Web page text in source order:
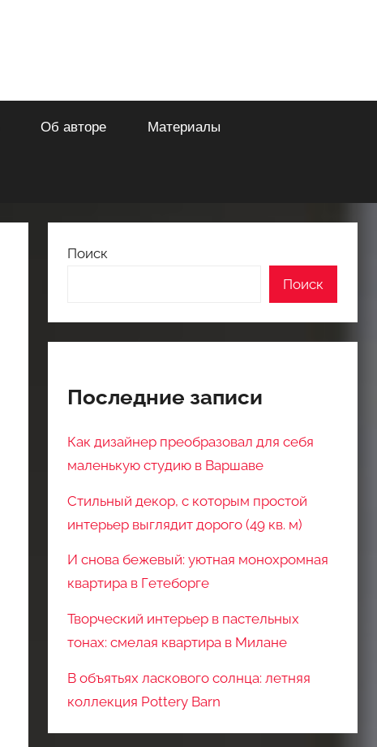
Об авторе Материалы
Поиск
Поиск
Последние записи
Как дизайнер преобразовал для себя
маленькую студию в Варшаве
Стильный декор, с которым простой
интерьер выглядит дорого (49 кв. м)
И снова бежевый: уютная монохромная
квартира в Гетеборге
Творческий интерьер в пастельных
тонах: смелая квартира в Милане
В объятьях ласкового солнца: летняя
коллекция Pottery Barn